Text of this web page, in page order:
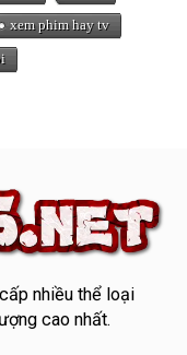
xem phim hay tv
nhiều thể loại
cao nhất.